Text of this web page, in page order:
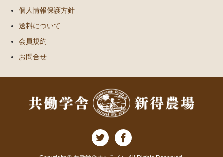
個人情報保護方針
送料について
会員規約
お問合せ